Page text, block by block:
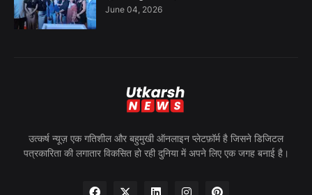
June 04, 2026
उत्कर्ष न्यूज़ एक गतिशील और बहुमुखी ऑनलाइन प्लेटफ़ॉर्म है जिसने डिजिटल
पत्रकारिता की लगातार विकसित हो रही दुनिया में अपने लिए एक जगह बनाई है।